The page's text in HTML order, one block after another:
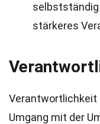
stärkeres
Verantwortlichkeit
Umgang mit der